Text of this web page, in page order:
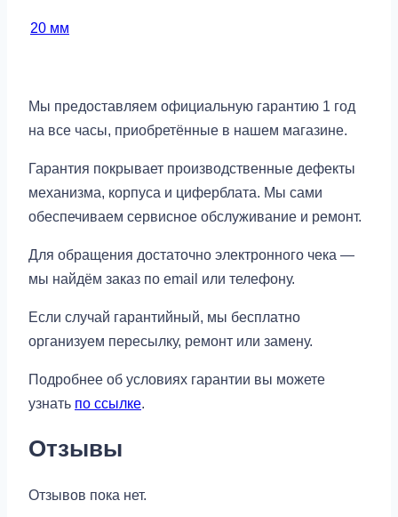
20 мм
Мы предоставляем официальную гарантию 1 год
на все часы, приобретённые в нашем магазине.
Гарантия покрывает производственные дефекты
механизма, корпуса и циферблата. Мы сами
обеспечиваем сервисное обслуживание и ремонт.
Для обращения достаточно электронного чека —
мы найдём заказ по email или телефону.
Если случай гарантийный, мы бесплатно
организуем пересылку, ремонт или замену.
Подробнее об условиях гарантии вы можете
узнать по ссылке.
Отзывы
Отзывов пока нет.